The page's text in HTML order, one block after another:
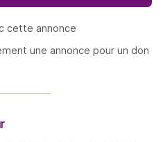
cette annonce
une annonce pour un don